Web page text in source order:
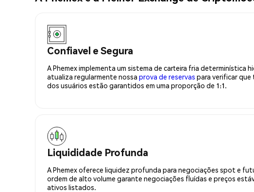
Confiavel e Segura
A Phemex implementa um sistema de carteira fria determinística
atualiza regularmente nossa prova de reservas para verificar
dos usuários estão garantidos em uma proporção de 1:1.
Liquididade Profunda
A Phemex oferece liquidez profunda para negociações spot e
ordem de alto volume garante negociações fluídas e preços
ativos listados.